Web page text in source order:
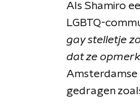
Als Shamiro
LGBTQ-
gay stelletje
dat ze
Amsterdamse
gedragen